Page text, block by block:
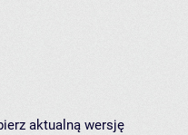
aktualną wersję